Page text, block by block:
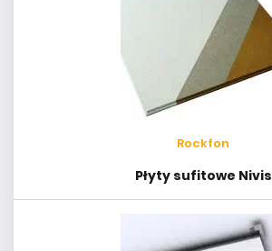
Rockfon
Płyty sufitowe Nivis